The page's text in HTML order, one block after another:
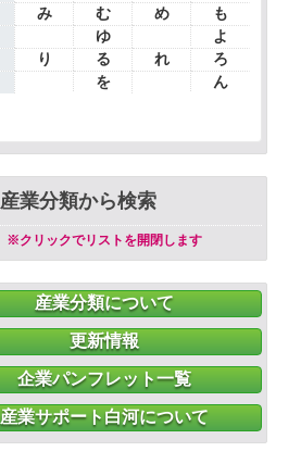
み む め
も
ゆ
よ
り る れ
ろ
を ん
産業分類から検索
※クリックでリストを開閉します
産業分類について
更新情報
企業パンフレット一覧
産業サポート白河について